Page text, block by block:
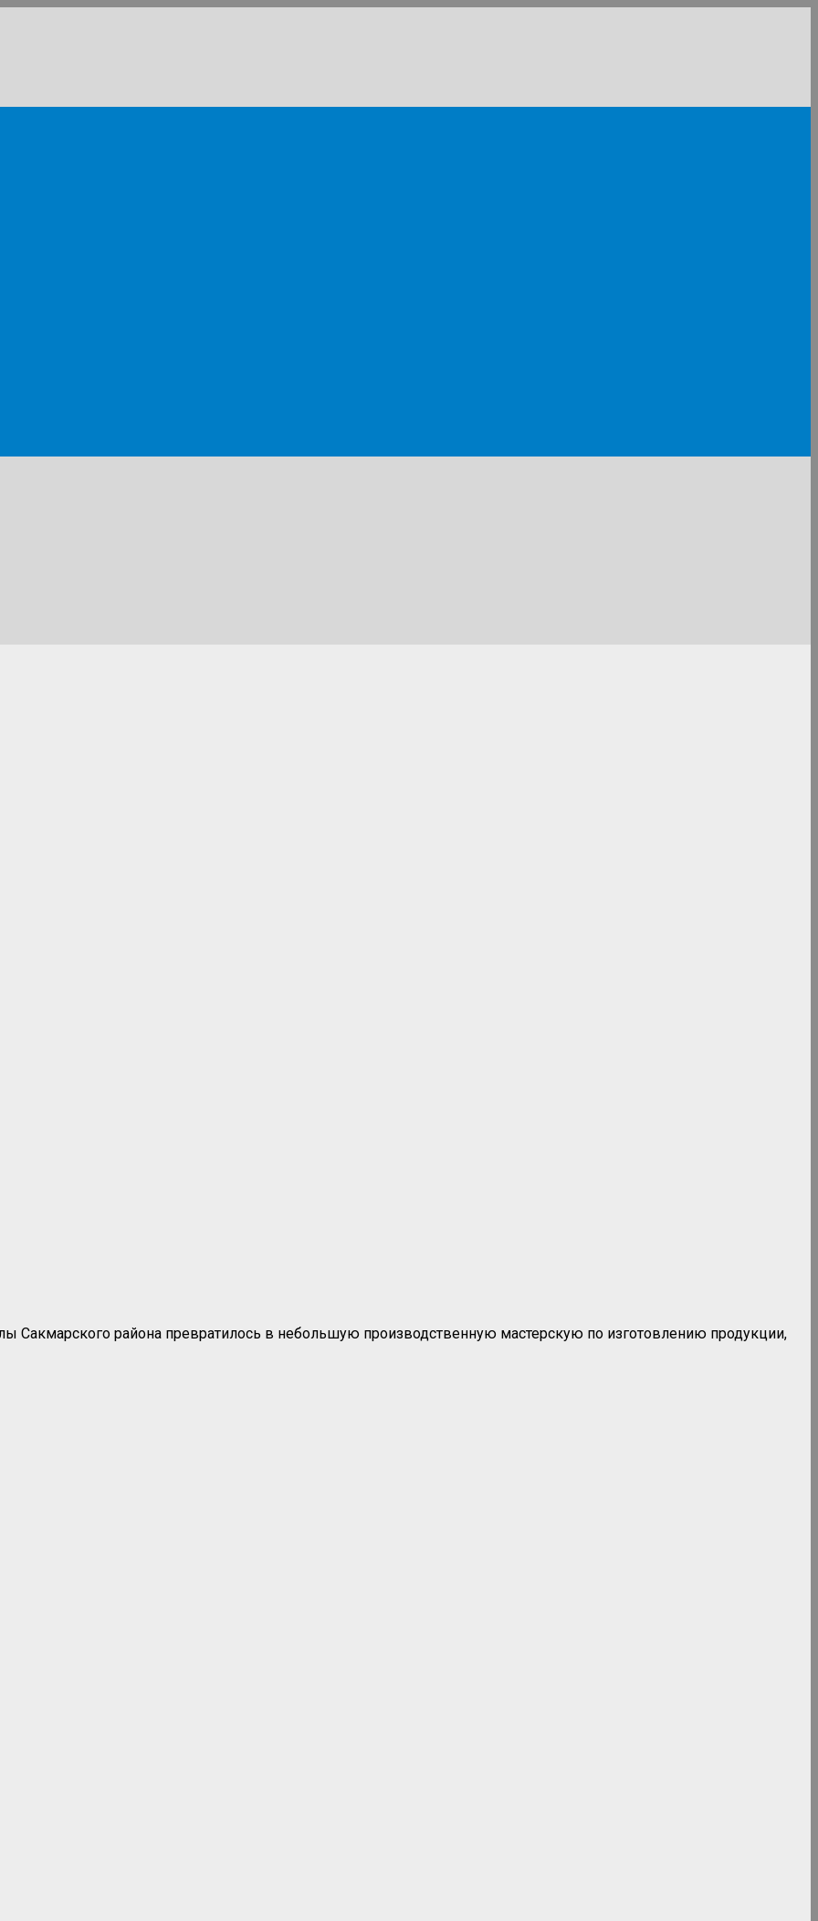
Сакмарского района превратилось в небольшую производственную мастерскую по изготовлению продукции,